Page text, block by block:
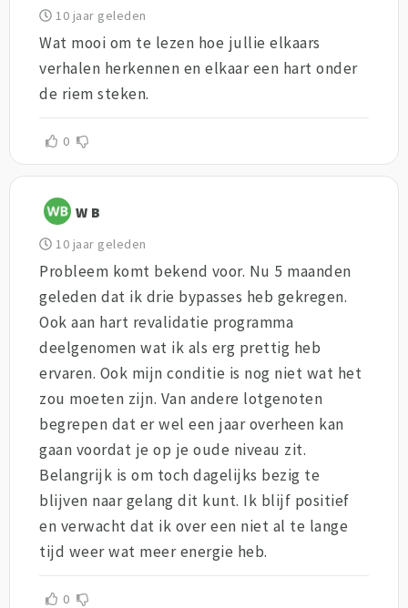
10 jaar geleden
Wat mooi om te lezen hoe jullie elkaars
verhalen herkennen en elkaar een hart onder
de riem steken.
0
W B
10 jaar geleden
Probleem komt bekend voor. Nu 5 maanden
geleden dat ik drie bypasses heb gekregen.
Ook aan hart revalidatie programma
deelgenomen wat ik als erg prettig heb
ervaren. Ook mijn conditie is nog niet wat het
zou moeten zijn. Van andere lotgenoten
begrepen dat er wel een jaar overheen kan
gaan voordat je op je oude niveau zit.
Belangrijk is om toch dagelijks bezig te
blijven naar gelang dit kunt. Ik blijf positief
en verwacht dat ik over een niet al te lange
tijd weer wat meer energie heb.
0